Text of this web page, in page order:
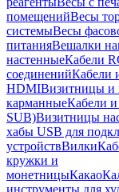
помещенийВесы
системыВесы
питанияВешалки
настенныеКабели
соединенийКабели
HDMIВизитницы и
карманныеКабели
SUB)Визитницы
хабы USB для
устройствВилки
кружки и
монетницыКакао
инструменты для